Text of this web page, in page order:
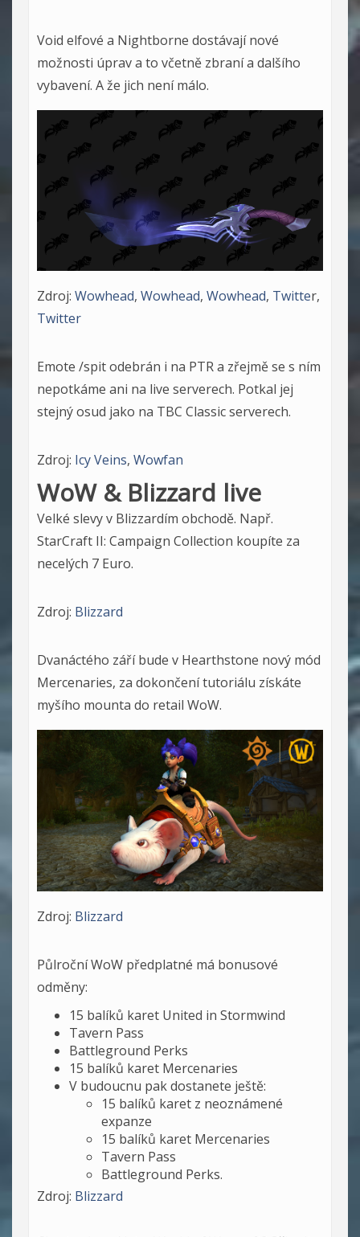
Void elfové a Nightborne dostávají nové
možnosti úprav a to včetně zbraní a dalšího
vybavení. A že jich není málo.
Zdroj: Wowhead, Wowhead, Wowhead, Twitter,
Twitter
Emote /spit odebrán i na PTR a zřejmě se s ním
nepotkáme ani na live serverech. Potkal jej
stejný osud jako na TBC Classic serverech.
Zdroj: Icy Veins, Wowfan
WoW & Blizzard live
Velké slevy v Blizzardím obchodě. Např.
StarCraft II: Campaign Collection koupíte za
necelých 7 Euro.
Zdroj: Blizzard
Dvanáctého září bude v Hearthstone nový mód
Mercenaries, za dokončení tutoriálu získáte
myšího mounta do retail WoW.
Zdroj: Blizzard
Půlroční WoW předplatné má bonusové
odměny:
15 balíků karet United in Stormwind
Tavern Pass
Battleground Perks
15 balíků karet Mercenaries
V budoucnu pak dostanete ještě:
15 balíků karet z neoznámené
expanze
15 balíků karet Mercenaries
Tavern Pass
Battleground Perks.
Zdroj: Blizzard